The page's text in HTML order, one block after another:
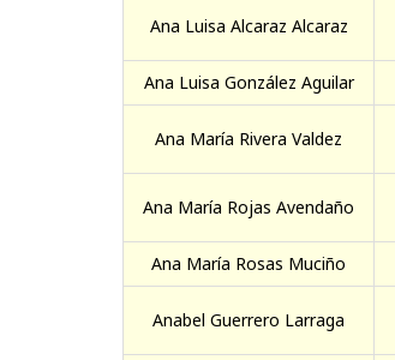
Ana Luisa Alcaraz Alcaraz
Ana Luisa González Aguilar
Ana María Rivera Valdez
Ana María Rojas Avendaño
Ana María Rosas Muciño
Anabel Guerrero Larraga